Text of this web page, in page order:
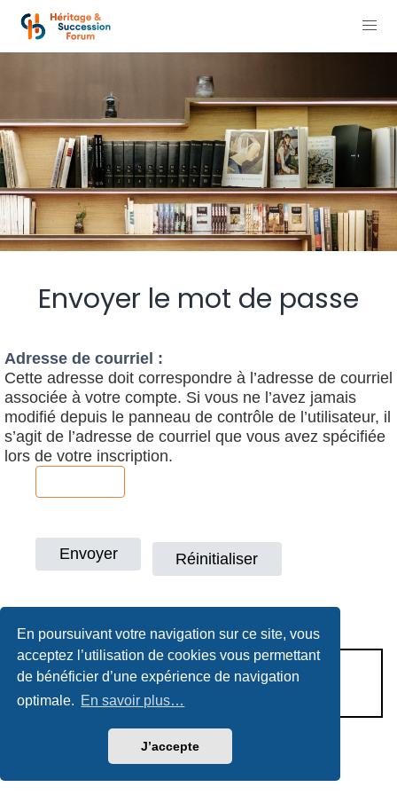
En poursuivant votre navigation sur ce site, vous
acceptez l’utilisation de cookies vous permettant
de bénéficier d’une expérience de navigation
optimale. En savoir plus…
J’accepte
Envoyer le mot de passe
Adresse de courriel :
Cette adresse doit correspondre à l’adresse de courriel
associée à votre compte. Si vous ne l’avez jamais
modifié depuis le panneau de contrôle de l’utilisateur, il
s’agit de l’adresse de courriel que vous avez spécifiée
lors de votre inscription.
CONDITIONS D’UTILISATION
POLITIQUE DE VIE PRIVÉE
Héritage & Succession